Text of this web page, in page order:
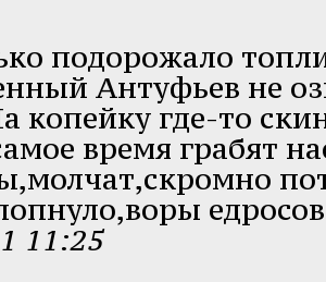
подорожало
Антуфьев не
копейку где-то
время грабят
11:25